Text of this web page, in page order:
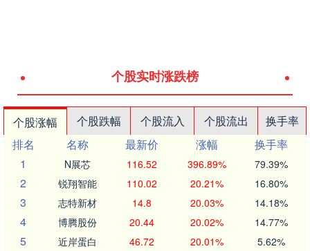
个股实时涨跌榜
个股涨幅 个股跌幅 个股流入 个股流出
换手率
排名
名称 最新价 涨幅
换手率
1
N展芯 116.52 396.89% 79.39%
2 锐翔智能 110.02 20.21% 16.80%
3 志特新材 14.8 20.03% 14.18%
4 博腾股份 20.44 20.02% 14.77%
5 近岸蛋白 46.72 20.01% 5.62%